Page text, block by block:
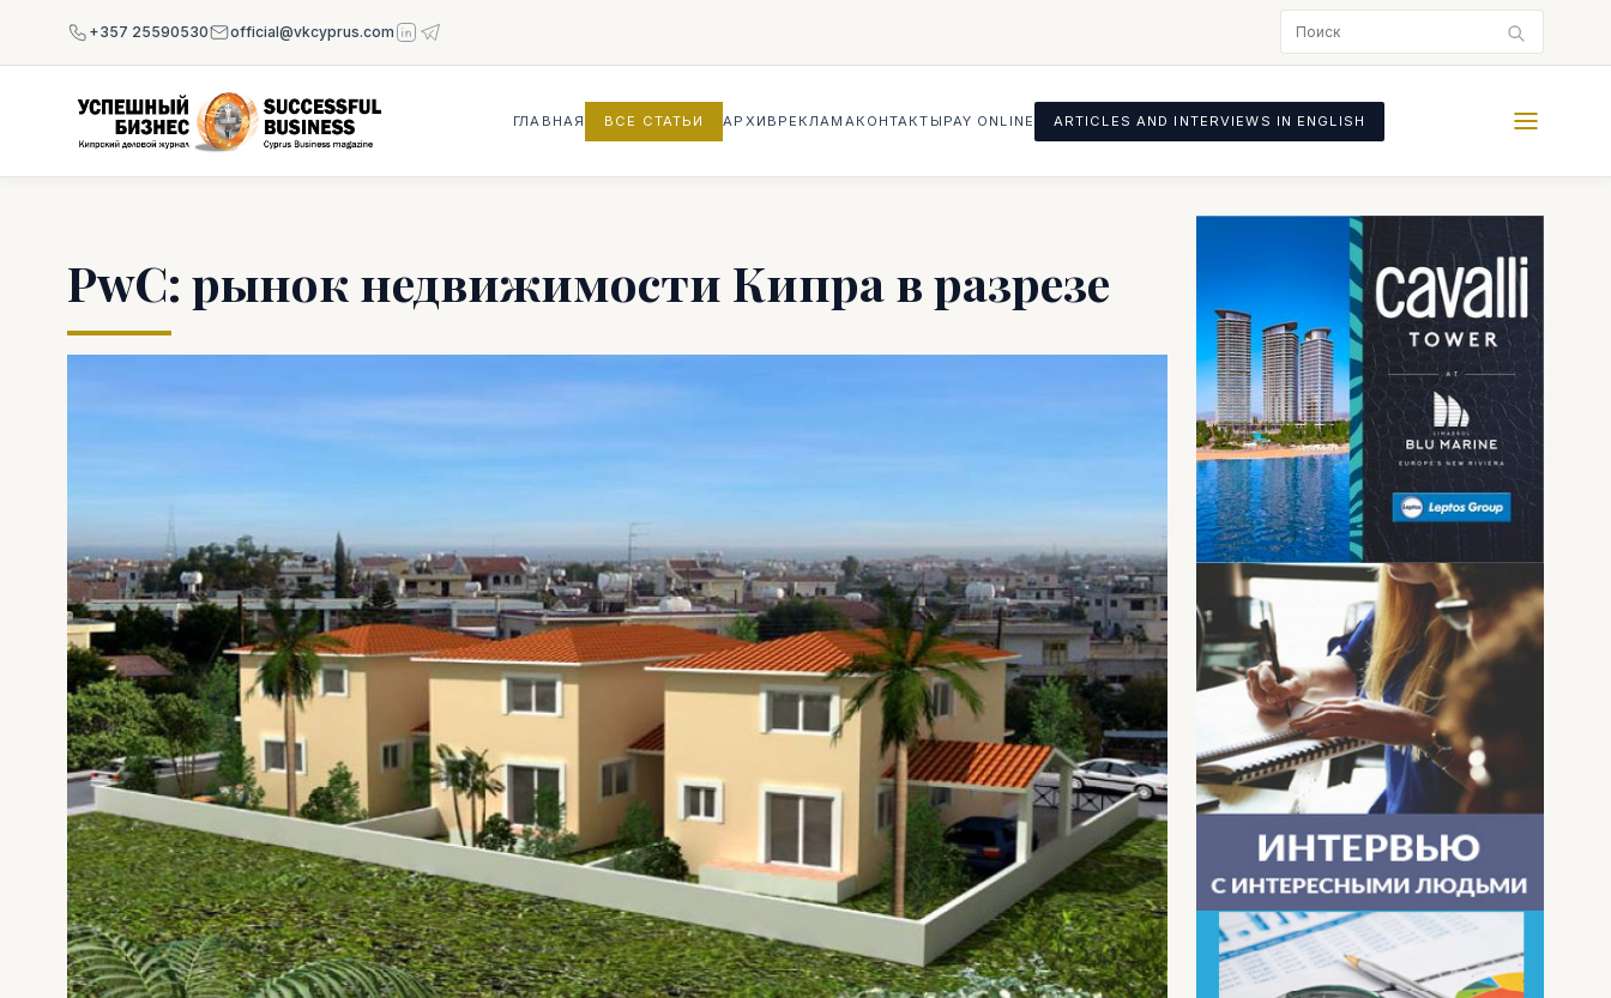
+357 25590530 official@vkcyprus.com
ГЛАВНАЯ ВСЕ СТАТЬИ АРХИВ РЕКЛАМА КОНТАКТЫ PAY ONLINE ARTICLES AND INTERVIEWS IN ENGLISH
PwC: рынок недвижимости Кипра в разрезе